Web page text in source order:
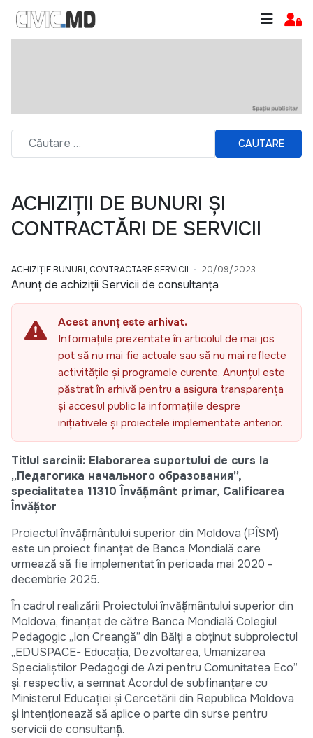
CAUTARE
ACHIZIȚII DE BUNURI ȘI
CONTRACTĂRI DE SERVICII
ACHIZIȚIE BUNURI, CONTRACTARE SERVICII 20/09/2023
Anunț de achiziții Servicii de consultanța
Acest anunț este arhivat.
Informațiile prezentate în articolul de mai jos
pot să nu mai fie actuale sau să nu mai reflecte
activitățile și programele curente. Anunțul este
păstrat în arhivă pentru a asigura transparența
și accesul public la informațiile despre
inițiativele și proiectele implementate anterior.
Titlul sarcinii: Elaborarea suportului de curs la
„Педагогика начального образования”,
specialitatea 11310 Învățământ primar, Calificarea
Învățător
Proiectul învățământului superior din Moldova (PÎSM)
este un proiect finanțat de Banca Mondială care
urmează să fie implementat în perioada mai 2020 -
decembrie 2025.
În cadrul realizării Proiectului învățământului superior din
Moldova, finanțat de către Banca Mondială Colegiul
Pedagogic „Ion Creangă” din Bălți a obținut subproiectul
„EDUSPACE- Educația, Dezvoltarea, Umanizarea
Specialiștilor Pedagogi de Azi pentru Comunitatea Eco”
și, respectiv, a semnat Acordul de subfinanțare cu
Ministerul Educației și Cercetării din Republica Moldova
și intenționează să aplice o parte din surse pentru
servicii de consultanță.